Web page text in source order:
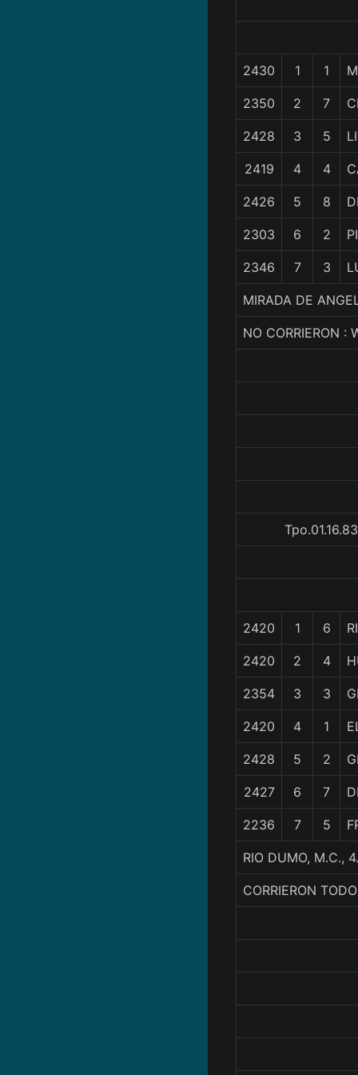
2430 1 1
2350 2 7
2428 3 5
2419 4 4
2426 5 8
2303 6 2
2346 7 3
MIRADA DE
NO CORRIERON :
2420 1 6
2420 2 4
2354 3 3
2420 4 1
2428 5 2
2427 6 7
2236 7 5
RIO DUMO, M.C.,
CORRIERON